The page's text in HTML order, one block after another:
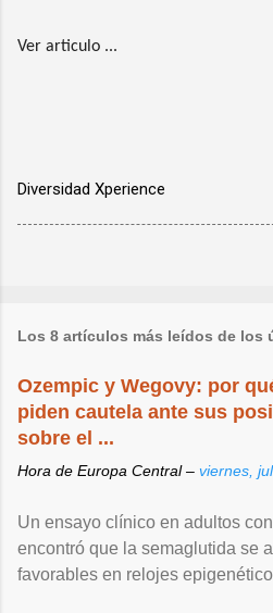
Ver articulo ...
Diversidad Xperience
Los 8 artículos más leídos de los
Ozempic y Wegovy: por
piden cautela ante sus
sobre el ...
Hora de Europa Central – viernes,
Un ensayo clínico en adultos
encontró que la semaglutida se
favorables en relojes